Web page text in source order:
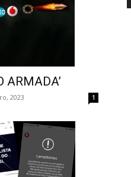
ARMADA’
2023 1